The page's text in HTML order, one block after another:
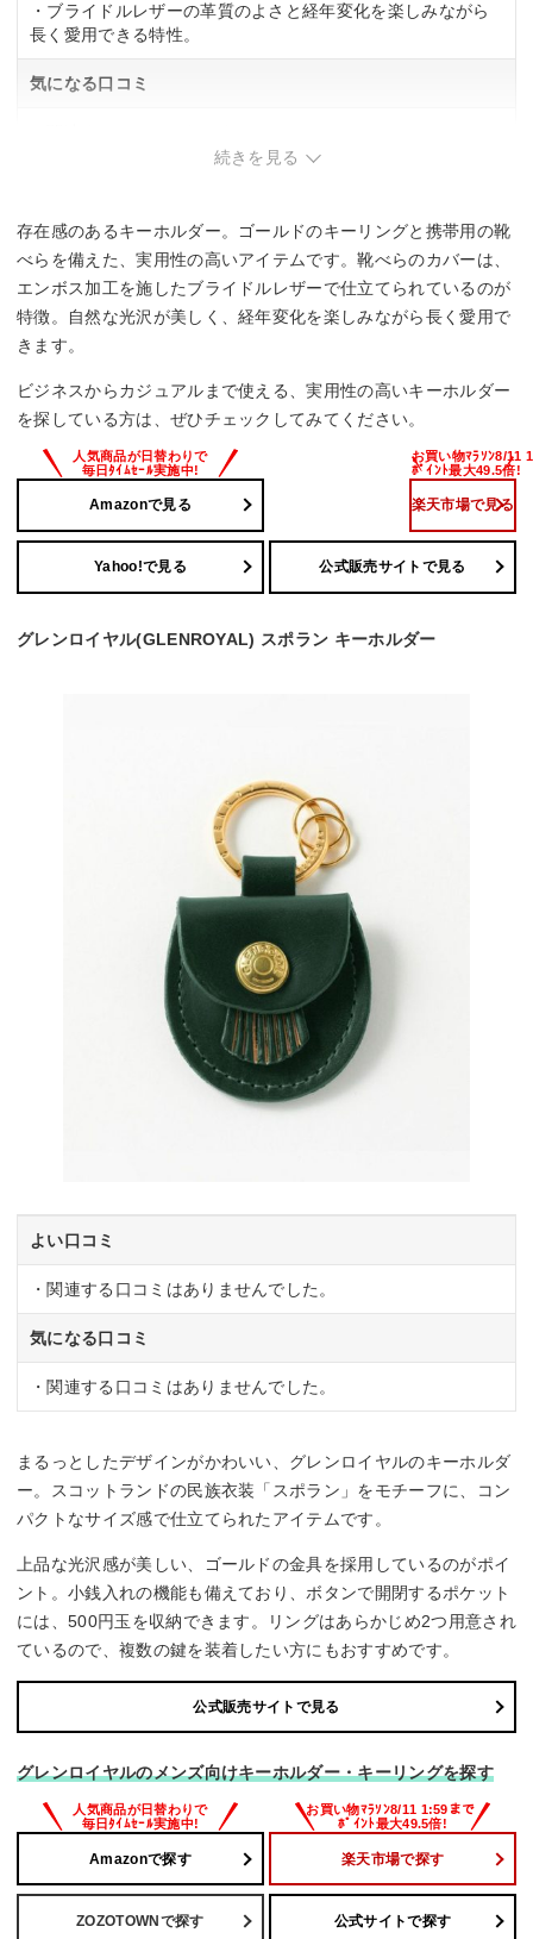
・ブライドルレザーの革質のよさと経年変化を楽しみながら
長く愛用できる特性。
気になる口コミ
続きを見る
存在感のあるキーホルダー。ゴールドのキーリングと携帯用の靴
べらを備えた、実用性の高いアイテムです。靴べらのカバーは、
エンボス加工を施したブライドルレザーで仕立てられているのが
特徴。自然な光沢が美しく、経年変化を楽しみながら長く愛用で
きます。
ビジネスからカジュアルまで使える、実用性の高いキーホルダー
を探している方は、ぜひチェックしてみてください。
Amazonで見る 楽天市場で見る
Yahoo!で見る 公式販売サイトで見る
グレンロイヤル(GLENROYAL) スポラン キーホルダー
よい口コミ
・関連する口コミはありませんでした。
気になる口コミ
・関連する口コミはありませんでした。
まるっとしたデザインがかわいい、グレンロイヤルのキーホルダ
ー。スコットランドの民族衣装「スポラン」をモチーフに、コン
パクトなサイズ感で仕立てられたアイテムです。
上品な光沢感が美しい、ゴールドの金具を採用しているのがポイ
ント。小銭入れの機能も備えており、ボタンで開閉するポケット
には、500円玉を収納できます。リングはあらかじめ2つ用意され
ているので、複数の鍵を装着したい方にもおすすめです。
公式販売サイトで見る
グレンロイヤルのメンズ向けキーホルダー・キーリングを探す
Amazonで探す 楽天市場で探す
ZOZOTOWNで探す 公式サイトで探す